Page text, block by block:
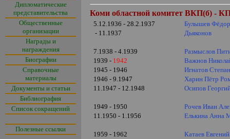
Дипломатические
представительства
Общественные
организации
Награды и
награждения
Биографии
Справочные
материалы
Документы и статьи
Библиография
Список сокращений
Полезные ссылки
Коми областной комитет ВКП(б) -
5.12.1936 - 28.2.1937
Булышев
- 11.1937
Дьяконов
7.1938 - 4.1939
Размыслов
1939 - 1942
Важнов
1945 - 1946
Игнатов
1946 - 9.1947
Харин Пётр
11.1947 - 12.1948
Осипов
1949 - 1950
Рочев Иван
11.1950 - 1.1956
Елькина Анна
1959 - 1962
Катаев